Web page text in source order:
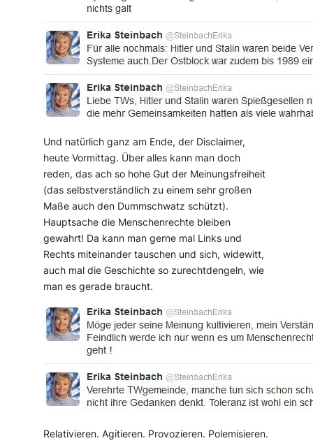
Und natürlich ganz am Ende, der Disclaimer,
heute Vormittag. Über alles kann man doch
reden, das ach so hohe Gut der Meinungsfreiheit
(das selbstverständlich zu einem sehr großen
Maße auch den Dummschwatz schützt).
Hauptsache die Menschenrechte bleiben
gewahrt! Da kann man gerne mal Links und
Rechts miteinander tauschen und sich, widewitt,
auch mal die Geschichte so zurechtdengeln, wie
man es gerade braucht.
Relativieren. Agitieren. Provozieren. Polemisieren.